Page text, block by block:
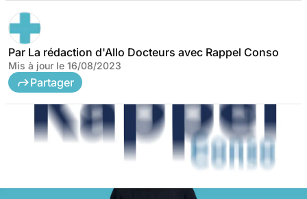
Par La rédaction d'Allo Docteurs avec Rappel Conso
Mis à jour le 16/08/2023
Partager